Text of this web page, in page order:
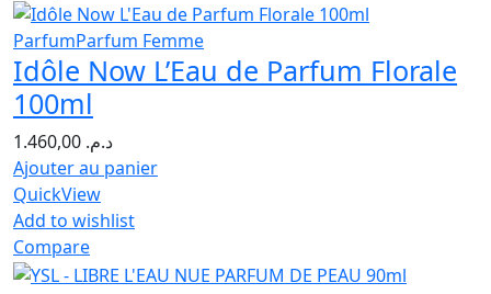
ParfumParfum Femme
Idôle Now L’Eau de Parfum Florale
100ml
د.م.
Ajouter au panier
QuickView
Add to wishlist
Compare